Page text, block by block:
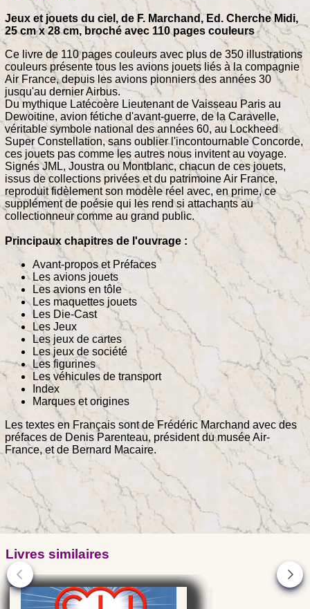
Jeux et jouets du ciel, de F. Marchand, Ed. Cherche Midi,
25 cm x 28 cm, broché avec 110 pages couleurs
Ce livre de 110 pages couleurs avec plus de 350 illustrations
couleurs présente tous les avions jouets liés à la compagnie
Air France, depuis les avions pionniers des années 30
jusqu'au dernier Airbus.
Du mythique Latécoère Lieutenant de Vaisseau Paris au
Dewoitine, avion fétiche d'avant-guerre, de la Caravelle,
véritable symbole national des années 60, au Lockheed
Super Constellation, sans oublier l'incontournable Concorde,
ces jouets pas comme les autres nous invitent au voyage.
Signés JML, Joustra ou Montblanc, chacun de ces jouets,
issus de collections privées et du patrimoine Air France,
reproduit fidèlement son modèle réel avec, en prime, ce
supplément de poésie qui les rend si attachants au
collectionneur comme au grand public.
Principaux chapitres de l'ouvrage :
Avant-propos et Préfaces
Les avions jouets
Les avions en tôle
Les maquettes jouets
Les Die-Cast
Les Jeux
Les jeux de cartes
Les jeux de société
Les figurines
Les véhicules de transport
Index
Marques et origines
Les textes en Français sont de Frédéric Marchand avec des
préfaces de Denis Parenteau, président du musée Air-
France, et de Bernard Macaire.
Livres similaires